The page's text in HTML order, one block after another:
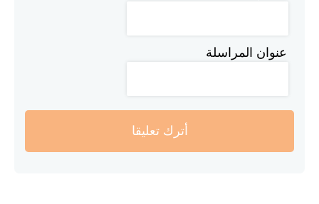
عنوان المراسلة
أترك تعليقا